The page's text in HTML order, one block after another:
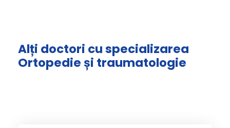
Alți doctori cu specializarea
Ortopedie și traumatologie